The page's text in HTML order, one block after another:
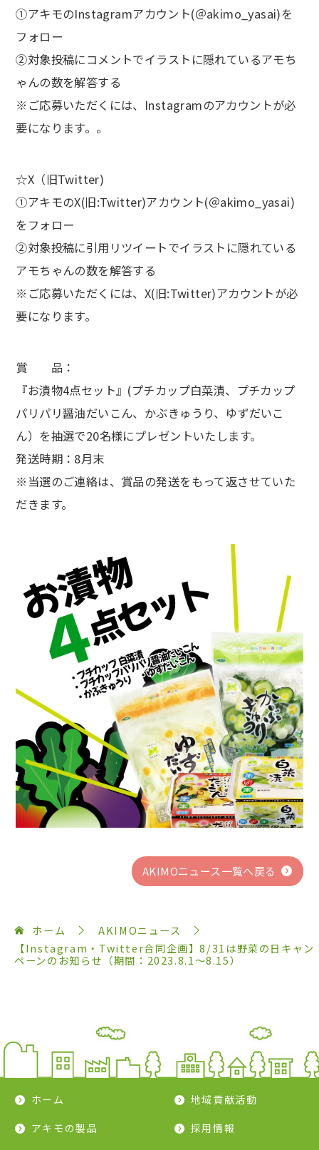
①アキモのInstagramアカウント(＠akimo_yasai)を
フォロー
②対象投稿にコメントでイラストに隠れているアモち
ゃんの数を解答する
※ご応募いただくには、Instagramのアカウントが必
要になります。。
☆X（旧Twitter)
①アキモのX(旧:Twitter)アカウント(＠akimo_yasai)
をフォロー
②対象投稿に引用リツイートでイラストに隠れている
アモちゃんの数を解答する
※ご応募いただくには、X(旧:Twitter)アカウントが必
要になります。
賞 品：
『お漬物4点セット』(プチカップ白菜漬、プチカップ
パリパリ醤油だいこん、かぶきゅうり、ゆずだいこ
ん）を抽選で20名様にプレゼントいたします。
発送時期：8月末
※当選のご連絡は、賞品の発送をもって返させていた
だきます。
AKIMOニュース一覧へ戻る
ホーム
AKIMOニュース
【Instagram・Twitter合同企画】8/31は野菜の日キャン
ペーンのお知らせ（期間：2023.8.1～8.15）
ホーム
アキモの製品
地域貢献活動
採用情報